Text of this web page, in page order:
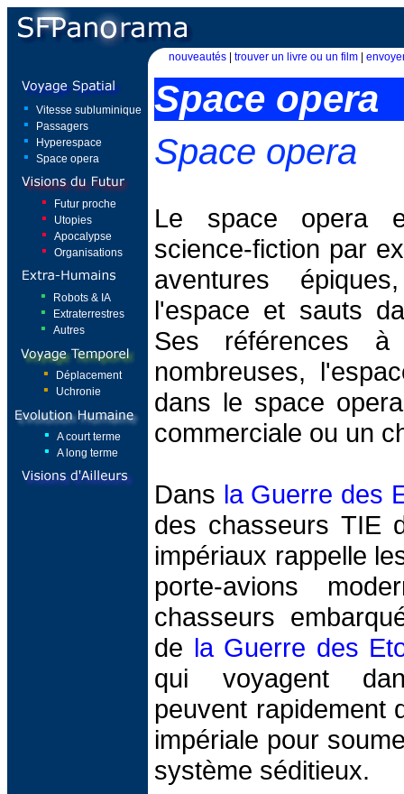
nouveautés trouver un livre ou un film
Vitesse subluminique
Passagers
Hyperespace
Space opera
Futur proche
Utopies
Apocalypse
Organisations
Robots & IA
Extraterrestres
Autres
Déplacement
Uchronie
A court terme
A long terme
Space opera
Space opera
Le space opera
science-fiction par
aventures
l'espace et sauts
Ses références
nombreuses,
dans le space
commerciale ou un
Dans la Guerre des
des chasseurs TIE
impériaux rappelle
porte-avions
chasseurs
de la Guerre des
qui voyagent
peuvent rapidement
impériale pour
système séditieux.